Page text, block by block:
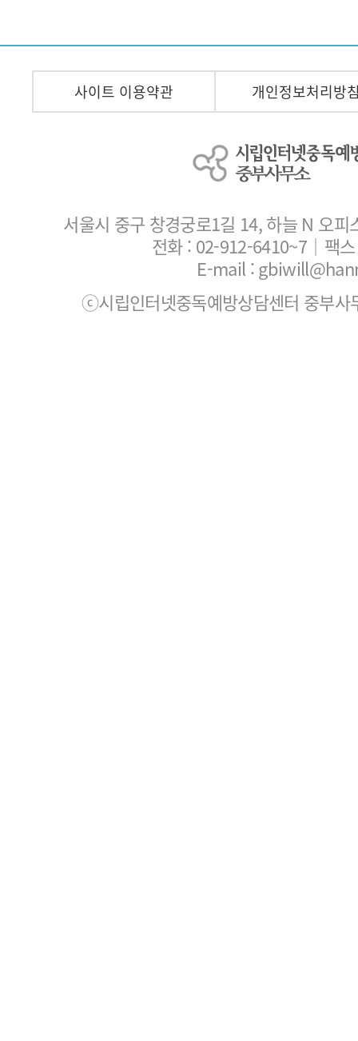
사이트 이용약관 개인정보처리방
서울시 중구 창경궁로1길 14, 하늘 N 오
전화 : 02-912-6410~7 ｜팩
E-mail :
ⓒ시립인터넷중독예방상담센터 중부